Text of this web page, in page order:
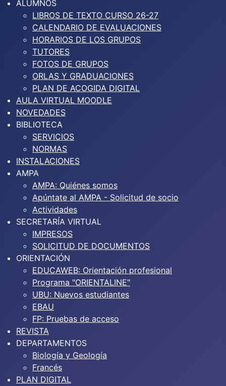
ALUMNOS
LIBROS DE TEXTO CURSO 26-27
CALENDARIO DE EVALUACIONES
HORARIOS DE LOS GRUPOS
TUTORES
FOTOS DE GRUPOS
ORLAS Y GRADUACIONES
PLAN DE ACOGIDA DIGITAL
AULA VIRTUAL MOODLE
NOVEDADES
BIBLIOTECA
SERVICIOS
NORMAS
INSTALACIONES
AMPA
AMPA: Quiénes somos
Apúntate al AMPA - Solicitud de socio
Actividades
SECRETARÍA VIRTUAL
IMPRESOS
SOLICITUD DE DOCUMENTOS
ORIENTACIÓN
EDUCAWEB: Orientación profesional
Programa "ORIENTALINE"
UBU: Nuevos estudiantes
EBAU
FP: Pruebas de acceso
REVISTA
DEPARTAMENTOS
Biología y Geología
Francés
PLAN DIGITAL